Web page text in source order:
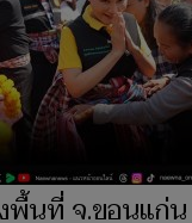
พื้นที่ จ.ขอนแก่